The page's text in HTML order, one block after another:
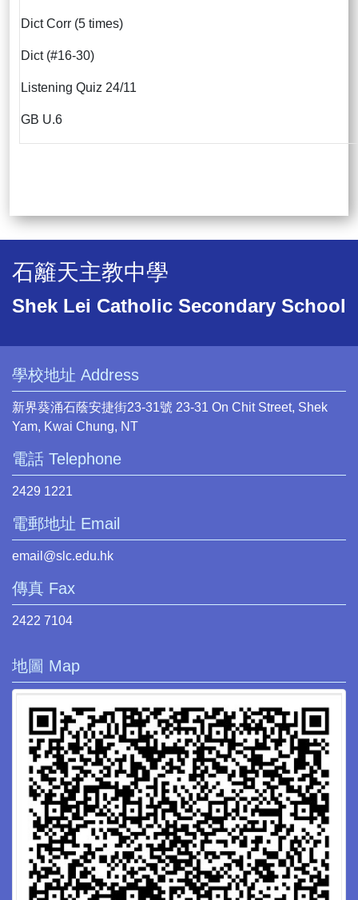
Dict Corr (5 times)
Dict (#16-30)
Listening Quiz 24/11
GB U.6
石籬天主教中學
Shek Lei Catholic Secondary School
學校地址 Address
新界葵涌石蔭安捷街23-31號 23-31 On Chit Street, Shek
Yam, Kwai Chung, NT
電話 Telephone
2429 1221
電郵地址 Email
email@slc.edu.hk
傳真 Fax
2422 7104
地圖 Map